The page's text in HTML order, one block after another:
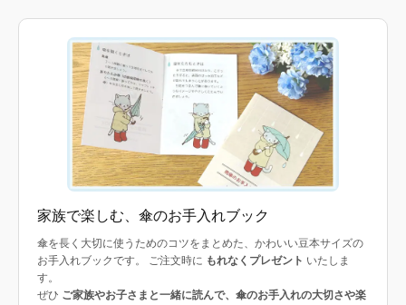
家族で楽しむ、傘のお手入れブック
傘を長く大切に使うためのコツをまとめた、かわいい豆本サイズの
お手入れブックです。 ご注文時に もれなくプレゼント いたしま
す。
ぜひ ご家族やお子さまと一緒に読んで、傘のお手入れの大切さや楽